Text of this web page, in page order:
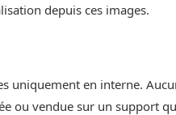
depuis ces images.
uniquement en interne.
ou vendue sur un support